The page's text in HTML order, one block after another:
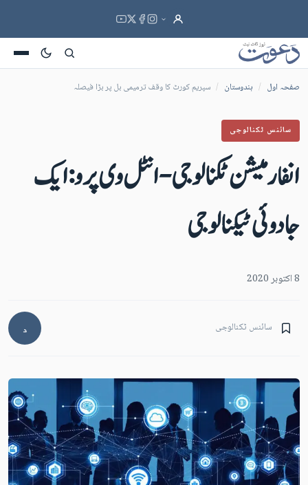
صفحہ اول / ہندوستان / سپریم کورٹ کا وقف ترمیمی بل پر بڑا فیصلہ
سائنس ٹکنالوجی
انفارمیشن ٹکنالوجی - انٹل وی پرو : ایک
جادوئی ٹیکنالوجی
8 اکتوبر 2020
د سائنس ٹکنالوجی